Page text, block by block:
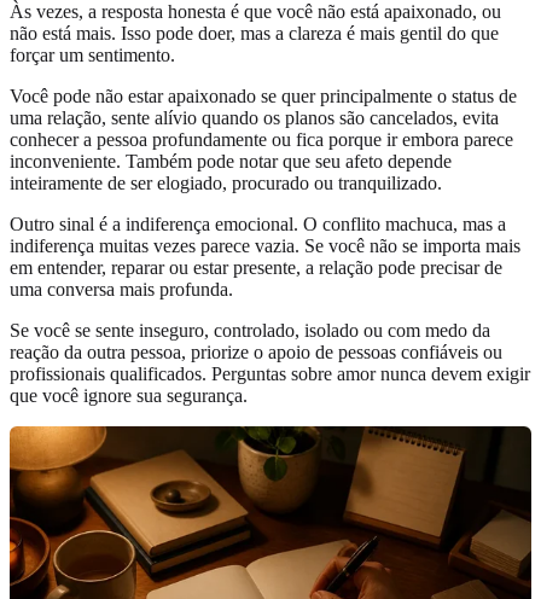
Às vezes, a resposta honesta é que você não está apaixonado, ou
não está mais. Isso pode doer, mas a clareza é mais gentil do que
forçar um sentimento.
Você pode não estar apaixonado se quer principalmente o status de
uma relação, sente alívio quando os planos são cancelados, evita
conhecer a pessoa profundamente ou fica porque ir embora parece
inconveniente. Também pode notar que seu afeto depende
inteiramente de ser elogiado, procurado ou tranquilizado.
Outro sinal é a indiferença emocional. O conflito machuca, mas a
indiferença muitas vezes parece vazia. Se você não se importa mais
em entender, reparar ou estar presente, a relação pode precisar de
uma conversa mais profunda.
Se você se sente inseguro, controlado, isolado ou com medo da
reação da outra pessoa, priorize o apoio de pessoas confiáveis ou
profissionais qualificados. Perguntas sobre amor nunca devem exigir
que você ignore sua segurança.